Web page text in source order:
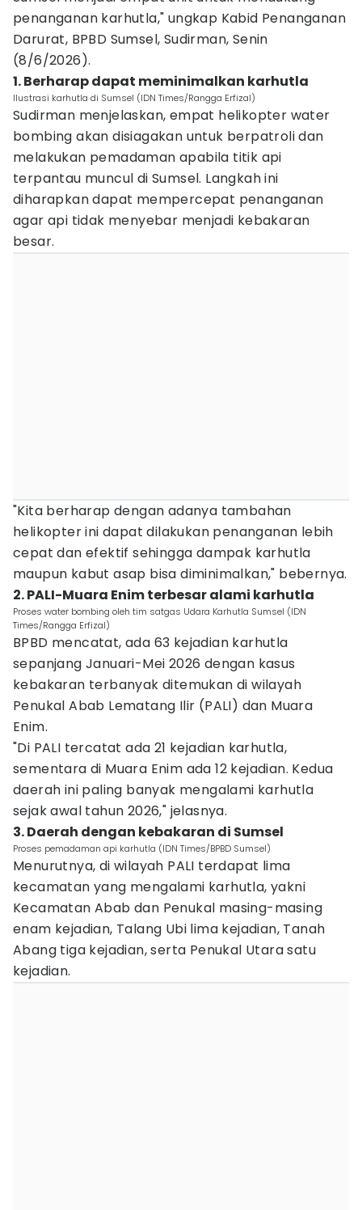
penanganan karhutla," ungkap Kabid Penanganan
Darurat, BPBD Sumsel, Sudirman, Senin
(8/6/2026).
1. Berharap dapat meminimalkan karhutla
Ilustrasi karhutla di Sumsel (IDN Times/Rangga Erfizal)
Sudirman menjelaskan, empat helikopter water
bombing akan disiagakan untuk berpatroli dan
melakukan pemadaman apabila titik api
terpantau muncul di Sumsel. Langkah ini
diharapkan dapat mempercepat penanganan
agar api tidak menyebar menjadi kebakaran
besar.
"Kita berharap dengan adanya tambahan
helikopter ini dapat dilakukan penanganan lebih
cepat dan efektif sehingga dampak karhutla
maupun kabut asap bisa diminimalkan," bebernya.
2. PALI-Muara Enim terbesar alami karhutla
Proses water bombing oleh tim satgas Udara Karhutla Sumsel (IDN
Times/Rangga Erfizal)
BPBD mencatat, ada 63 kejadian karhutla
sepanjang Januari-Mei 2026 dengan kasus
kebakaran terbanyak ditemukan di wilayah
Penukal Abab Lematang Ilir (PALI) dan Muara
Enim.
"Di PALI tercatat ada 21 kejadian karhutla,
sementara di Muara Enim ada 12 kejadian. Kedua
daerah ini paling banyak mengalami karhutla
sejak awal tahun 2026," jelasnya.
3. Daerah dengan kebakaran di Sumsel
Proses pemadaman api karhutla (IDN Times/BPBD Sumsel)
Menurutnya, di wilayah PALI terdapat lima
kecamatan yang mengalami karhutla, yakni
Kecamatan Abab dan Penukal masing-masing
enam kejadian, Talang Ubi lima kejadian, Tanah
Abang tiga kejadian, serta Penukal Utara satu
kejadian.